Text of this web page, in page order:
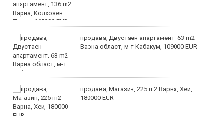
продава, Двустаен апартамент, 63 m2
Варна област, м-т Кабакум, 109000 EUR
продава, Магазин, 225 m2 Варна, Хеи,
180000 EUR